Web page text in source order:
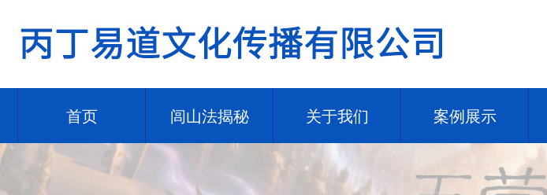
首页 闾山法揭秘 关于我们 案例展示